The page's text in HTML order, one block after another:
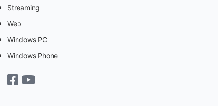
Streaming
Web
Windows PC
Windows Phone